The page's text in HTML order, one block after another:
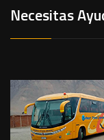
Necesitas